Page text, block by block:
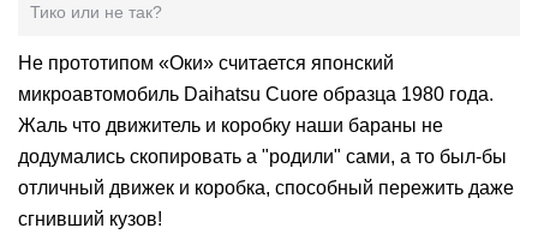
Тико или не так?
Не прототипом «Оки» считается японский
микроавтомобиль Daihatsu Cuore образца 1980 года.
Жаль что движитель и коробку наши бараны не
додумались скопировать а "родили" сами, а то был-бы
отличный движек и коробка, способный пережить даже
сгнивший кузов!